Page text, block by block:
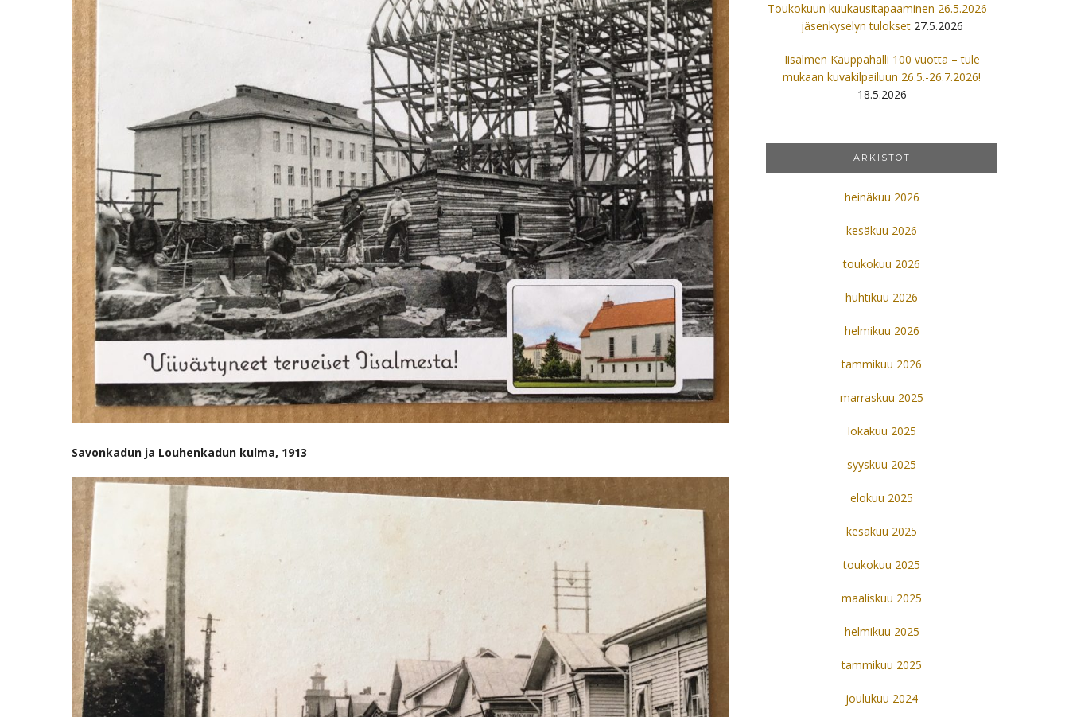
Savonkadun ja Louhenkadun kulma, 1913
Toukokuun kuukausitapaaminen 26.5.2026 –
jäsenkyselyn tulokset 27.5.2026
Iisalmen Kauppahalli 100 vuotta – tule
mukaan kuvakilpailuun 26.5.-26.7.2026!
18.5.2026
ARKISTOT
heinäkuu 2026
kesäkuu 2026
toukokuu 2026
huhtikuu 2026
helmikuu 2026
tammikuu 2026
marraskuu 2025
lokakuu 2025
syyskuu 2025
elokuu 2025
kesäkuu 2025
toukokuu 2025
maaliskuu 2025
helmikuu 2025
tammikuu 2025
joulukuu 2024